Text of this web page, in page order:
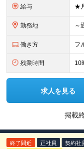
給与
勤務地
働き方 フ
残業時間 10
求人を見る
掲載
終了間近 正社員 契約社